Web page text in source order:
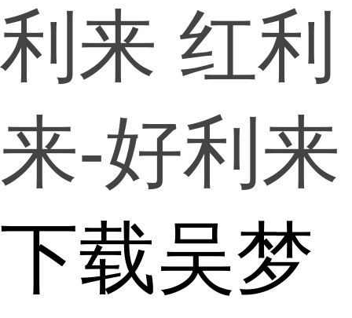
利来 红利
来-好利来
下载吴梦